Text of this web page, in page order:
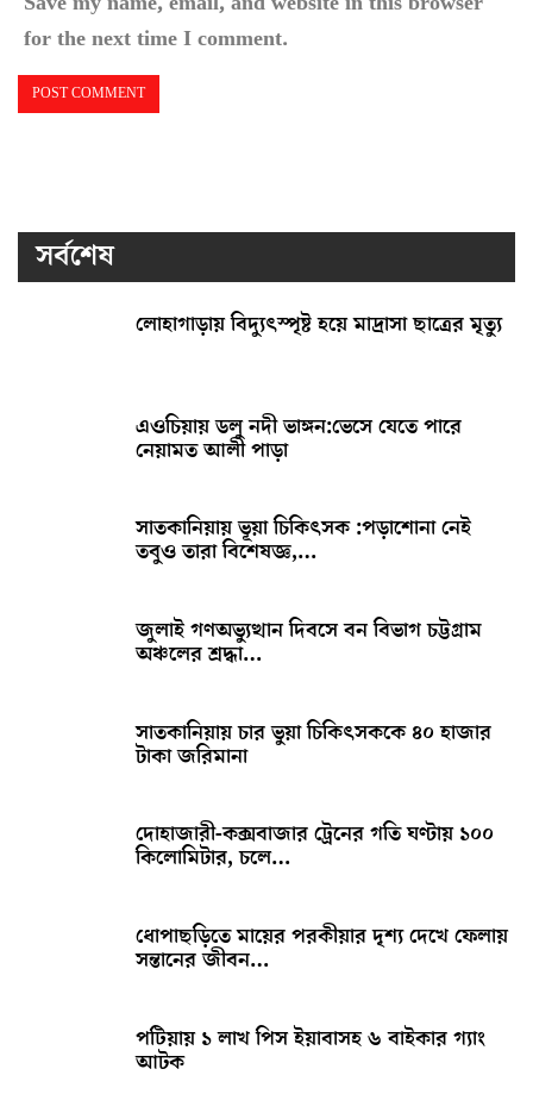
for the next time I comment.
সর্বশেষ
লোহাগাড়ায় বিদ্যুৎস্পৃষ্ট হয়ে মাদ্রাসা ছাত্রের মৃত্যু
এওচিয়ায় ডলু নদী ভাঙ্গন:ভেসে যেতে পারে
নেয়ামত আলী পাড়া
সাতকানিয়ায় ভূয়া চিকিৎসক :পড়াশোনা নেই
তবুও তারা বিশেষজ্ঞ,…
জুলাই গণঅভ্যুত্থান দিবসে বন বিভাগ চট্টগ্রাম
অঞ্চলের শ্রদ্ধা…
সাতকানিয়ায় চার ভুয়া চিকিৎসককে ৪০ হাজার
টাকা জরিমানা
দোহাজারী-কক্সবাজার ট্রেনের গতি ঘণ্টায় ১০০
কিলোমিটার, চলে…
ধোপাছড়িতে মায়ের পরকীয়ার দৃশ্য দেখে ফেলায়
সন্তানের জীবন…
পটিয়ায় ১ লাখ পিস ইয়াবাসহ ৬ বাইকার গ্যাং
আটক